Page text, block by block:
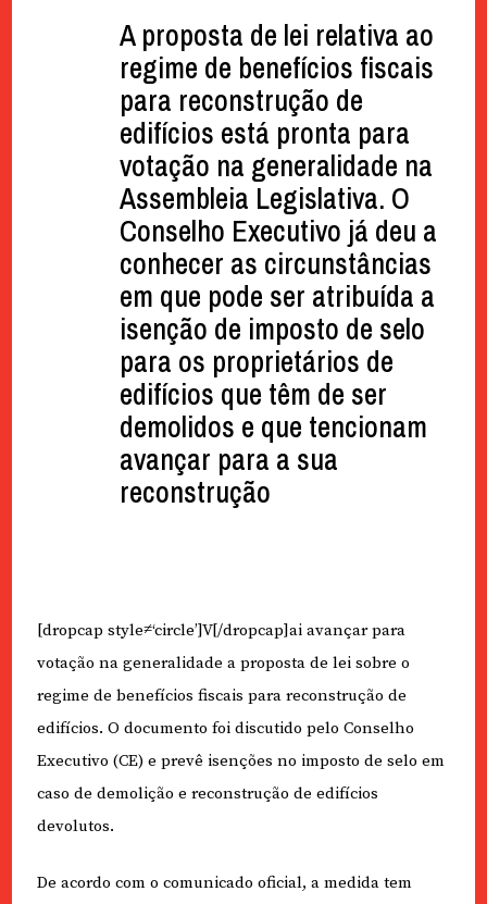
A proposta de lei relativa ao
regime de benefícios fiscais
para reconstrução de
edifícios está pronta para
votação na generalidade na
Assembleia Legislativa. O
Conselho Executivo já deu a
conhecer as circunstâncias
em que pode ser atribuída a
isenção de imposto de selo
para os proprietários de
edifícios que têm de ser
demolidos e que tencionam
avançar para a sua
reconstrução
[dropcap style≠‘circle’]V[/dropcap]ai avançar para
votação na generalidade a proposta de lei sobre o
regime de benefícios fiscais para reconstrução de
edifícios. O documento foi discutido pelo Conselho
Executivo (CE) e prevê isenções no imposto de selo em
caso de demolição e reconstrução de edifícios
devolutos.
De acordo com o comunicado oficial, a medida tem